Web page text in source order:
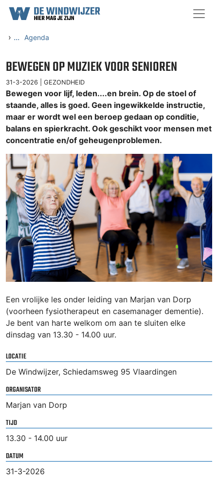
Ga naar content
› ... Agenda
BEWEGEN OP MUZIEK VOOR SENIOREN
31-3-2026 | GEZONDHEID
Bewegen voor lijf, leden....en brein. Op de stoel of
staande, alles is goed. Geen ingewikkelde instructie,
maar er wordt wel een beroep gedaan op conditie,
balans en spierkracht. Ook geschikt voor mensen met
concentratie en/of geheugenproblemen.
Een vrolijke les onder leiding van Marjan van Dorp
(voorheen fysiotherapeut en casemanager dementie).
Je bent van harte welkom om aan te sluiten elke
dinsdag van 13.30 - 14.00 uur.
LOCATIE
De Windwijzer, Schiedamsweg 95 Vlaardingen
ORGANISATOR
Marjan van Dorp
TIJD
13.30 - 14.00 uur
DATUM
31-3-2026